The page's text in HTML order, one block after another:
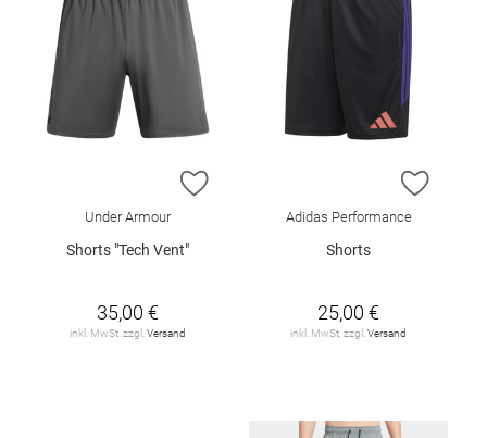
ZUR WUNSCHLISTE HINZUFÜGEN
Under Armour
Shorts "Tech Vent"
35,00 €
inkl. MwSt. zzgl. Versand
ZUR
Adidas Performance
Shorts
25,00 €
inkl. MwSt. zzgl. Versand